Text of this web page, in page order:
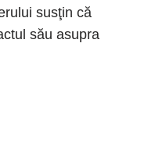
susţin că
său asupra